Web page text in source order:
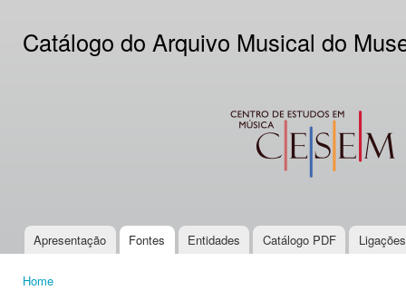
Catálogo do Arquivo Musical do
CESEM
Main menu
Apresentação Fontes Entidades Catálogo PDF
Home